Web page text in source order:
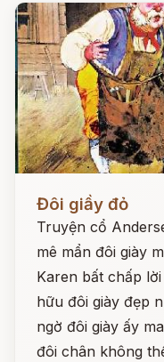
Đôi giầy đỏ
Truyện cổ
mê mẩn đôi giày
Karen bất chấp
hữu đôi giày đẹp
ngờ đôi giày ấy
đôi chân không